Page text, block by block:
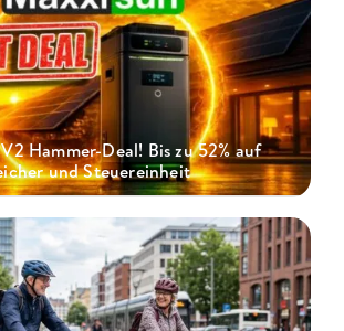
Hammer-Deal! Bis zu 52% auf
und Steuereinheit